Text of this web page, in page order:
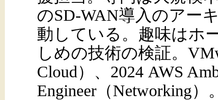
のSD-WAN導入のアー
動している。趣味はホ
しめの技術の検証。
Cloud）、2024 AWS
Engineer（Networking）